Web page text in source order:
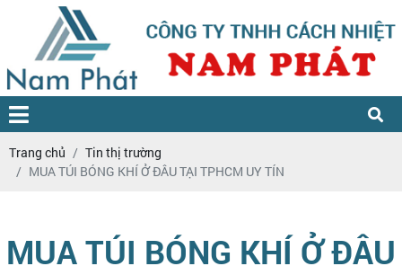
Trang chủ
Tin thị trường
MUA TÚI BÓNG KHÍ Ở ĐÂU TẠI TPHCM UY TÍN
MUA TÚI BÓNG KHÍ Ở ĐÂU